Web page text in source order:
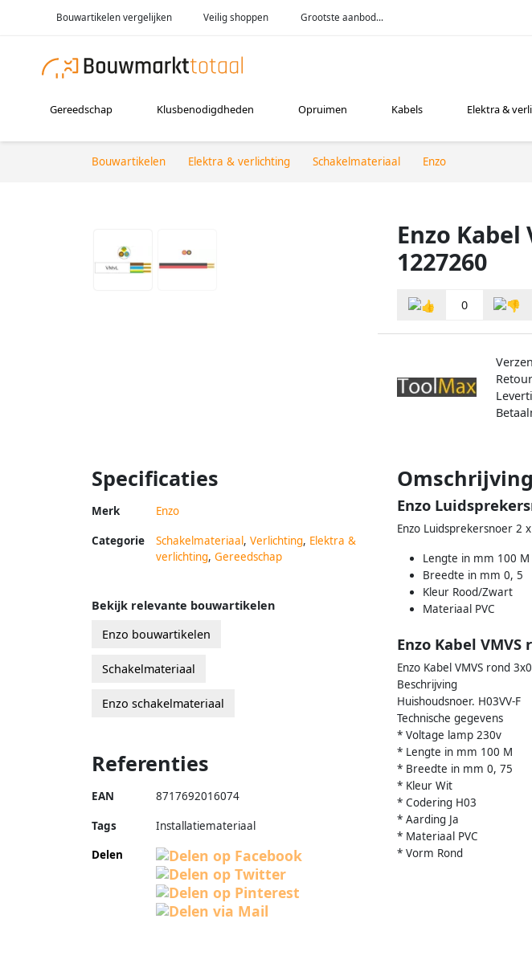
Bouwartikelen vergelijken Veilig shoppen Grootste aanbod...
Gereedschap Klusbenodigdheden Opruimen Kabels Elektra &
Bouwartikelen Elektra & verlichting Schakelmateriaal Enzo
Enzo
1227260
0
Specificaties
Merk Enzo
Categorie Schakelmateriaal, Verlichting, Elektra &
verlichting, Gereedschap
Omschrijving
Enzo
Enzo Luidsprekersnoer 2
Lengte in mm 100 M
Breedte in mm 0, 5
Kleur Rood/Zwart
Materiaal PVC
Enzo Kabel
Enzo Kabel VMVS rond
Beschrijving
Huishoudsnoer. H03VV-F
Technische gegevens
* Voltage lamp 230v
* Lengte in mm 100 M
* Breedte in mm 0, 75
* Kleur Wit
* Codering H03
* Aarding Ja
* Materiaal PVC
* Vorm Rond
Bekijk relevante bouwartikelen
Enzo bouwartikelen
Schakelmateriaal
Enzo schakelmateriaal
Referenties
EAN 8717692016074
Tags
Installatiemateriaal
Delen